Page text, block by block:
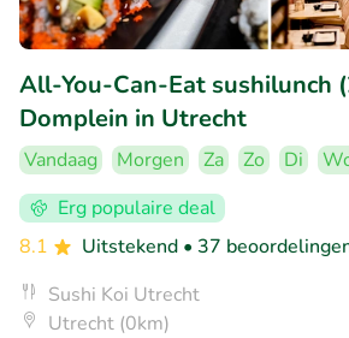
All-You-Can-Eat sushilunch
Domplein in Utrecht
Vandaag Morgen Za Zo Di
Erg populaire deal
8.1
Uitstekend • 37
Sushi Koi Utrecht
Utrecht (0km)